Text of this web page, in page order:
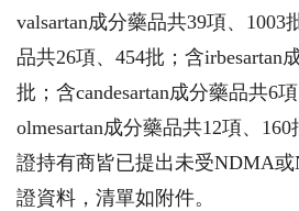
valsartan成分藥品共39項、1003
品共26項、454批；含irbesartan
批；含candesartan成分藥品共6
olmesartan成分藥品共12項、
證持有商皆已提出未受NDMA
證資料，清單如附件。